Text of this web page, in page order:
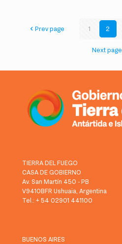
Prev page 1 2
Next page
TIERRA DEL FUEGO
CASA DE GOBIERNO
Av. San Martín 450 - PB
V9410BFR Ushuaia, Argentina
Tel.: + 54 02901 441100
BUENOS AIRES